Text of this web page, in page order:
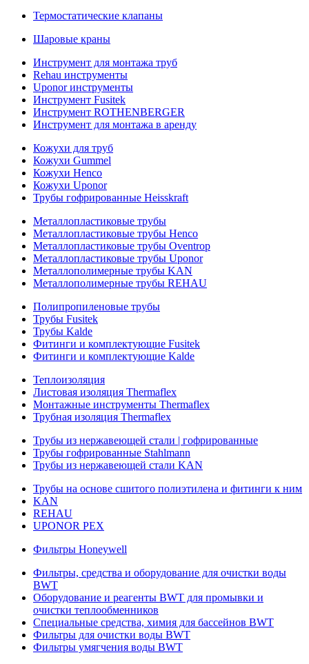
Термостатические клапаны
Шаровые краны
Инструмент для монтажа труб
Rehau инструменты
Uponor инструменты
Инструмент Fusitek
Инструмент ROTHENBERGER
Инструмент для монтажа в аренду
Кожухи для труб
Кожухи Gummel
Кожухи Henco
Кожухи Uponor
Трубы гофрированные Heisskraft
Металлопластиковые трубы
Металлопластиковые трубы Henco
Металлопластиковые трубы Oventrop
Металлопластиковые трубы Uponor
Металлополимерные трубы KAN
Металлополимерные трубы REHAU
Полипропиленовые трубы
Трубы Fusitek
Трубы Kalde
Фитинги и комплектующие Fusitek
Фитинги и комплектующие Kalde
Теплоизоляция
Листовая изоляция Thermaflex
Монтажные инструменты Thermaflex
Трубная изоляция Thermaflex
Трубы из нержавеющей стали | гофрированные
Трубы гофрированные Stahlmann
Трубы из нержавеющей стали KAN
Трубы на основе сшитого полиэтилена и фитинги к ним
KAN
REHAU
UPONOR PEX
Фильтры Honeywell
Фильтры, средства и оборудование для очистки воды
BWT
Оборудование и реагенты BWT для промывки и
очистки теплообменников
Специальные средства, химия для бассейнов BWT
Фильтры для очистки воды BWT
Фильтры умягчения воды BWT